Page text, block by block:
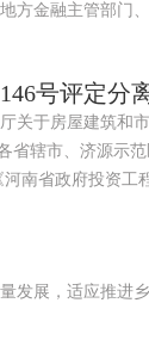
方金融主管部门
号评定分
关于房屋建筑和
省辖市、济源示
省政府投资工程
发展，适应推进